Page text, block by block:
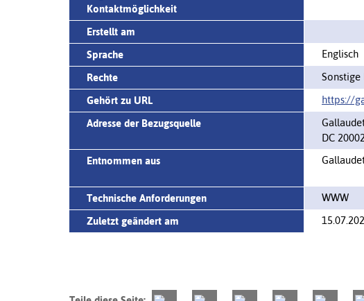
Kontaktmöglichkeit
Erstellt am
Sprache
Englisch
Rechte
Sonstige
Gehört zu URL
https://‌
Adresse der Bezugsquelle
DC
Entnommen aus
Technische Anforderungen
WWW
Zuletzt geändert am